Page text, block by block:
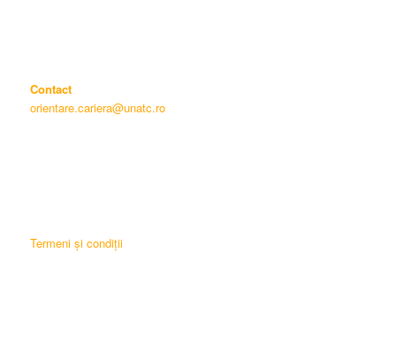
Contact
orientare.cariera@unatc.ro
Termeni și condiții